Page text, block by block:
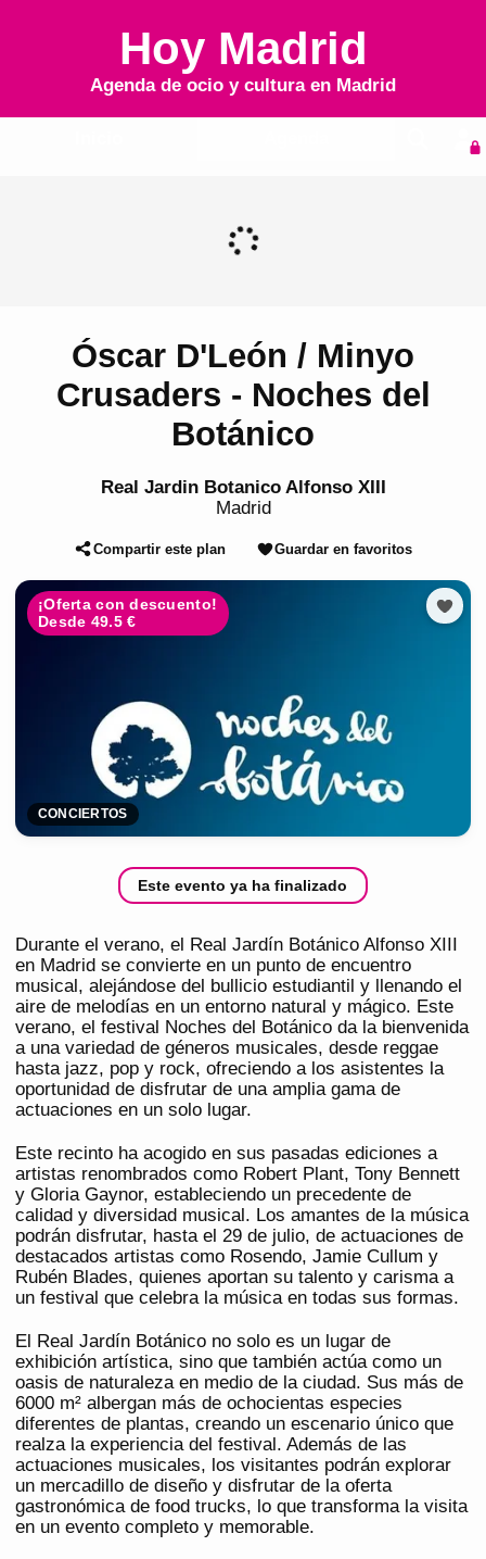
Hoy Madrid
Agenda de ocio y cultura en Madrid
Óscar D'León / Minyo
Crusaders - Noches del
Botánico
Real Jardin Botanico Alfonso XIII
Madrid
Compartir este plan Guardar en favoritos
¡Oferta con descuento!
Desde 49.5 €
CONCIERTOS
Este evento ya ha finalizado
Durante el verano, el Real Jardín Botánico Alfonso XIII
en Madrid se convierte en un punto de encuentro
musical, alejándose del bullicio estudiantil y llenando el
aire de melodías en un entorno natural y mágico. Este
verano, el festival Noches del Botánico da la bienvenida
a una variedad de géneros musicales, desde reggae
hasta jazz, pop y rock, ofreciendo a los asistentes la
oportunidad de disfrutar de una amplia gama de
actuaciones en un solo lugar.
Este recinto ha acogido en sus pasadas ediciones a
artistas renombrados como Robert Plant, Tony Bennett
y Gloria Gaynor, estableciendo un precedente de
calidad y diversidad musical. Los amantes de la música
podrán disfrutar, hasta el 29 de julio, de actuaciones de
destacados artistas como Rosendo, Jamie Cullum y
Rubén Blades, quienes aportan su talento y carisma a
un festival que celebra la música en todas sus formas.
El Real Jardín Botánico no solo es un lugar de
exhibición artística, sino que también actúa como un
oasis de naturaleza en medio de la ciudad. Sus más de
6000 m² albergan más de ochocientas especies
diferentes de plantas, creando un escenario único que
realza la experiencia del festival. Además de las
actuaciones musicales, los visitantes podrán explorar
un mercadillo de diseño y disfrutar de la oferta
gastronómica de food trucks, lo que transforma la visita
en un evento completo y memorable.